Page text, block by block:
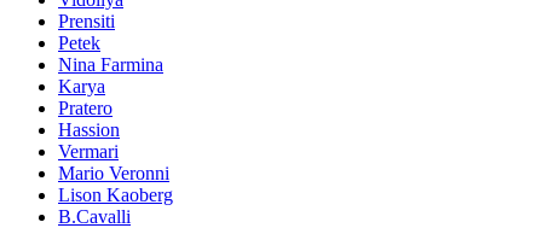
Prensiti
Petek
Nina Farmina
Karya
Pratero
Hassion
Vermari
Mario Veronni
Lison Kaoberg
B.Cavalli